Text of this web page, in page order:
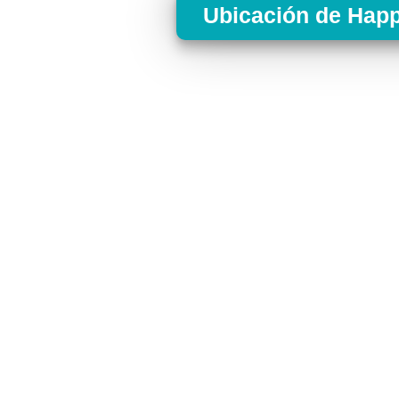
Ubicación de